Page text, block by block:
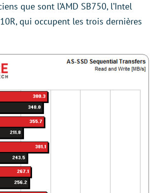
que sont l’AMD SB750, l’Intel
qui occupent les trois dernières